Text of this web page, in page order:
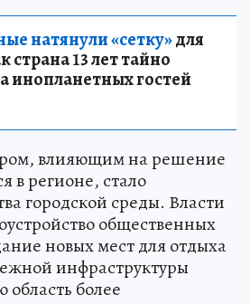
натянули «сетку»для
13 лет тайно
инопланетных гостей
влияющим на решение
в регионе, стало
городской среды. Власти
общественных
новых мест для отдыха
инфраструктуры
более